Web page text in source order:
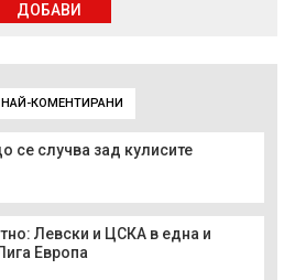
НАЙ-КОМЕНТИРАНИ
се случва зад кулисите
Левски и ЦСКА в една и
Европа
ДОБАВИ